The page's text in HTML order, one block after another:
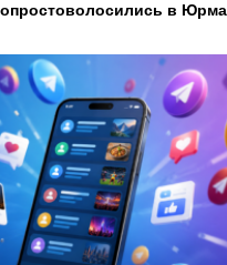
в